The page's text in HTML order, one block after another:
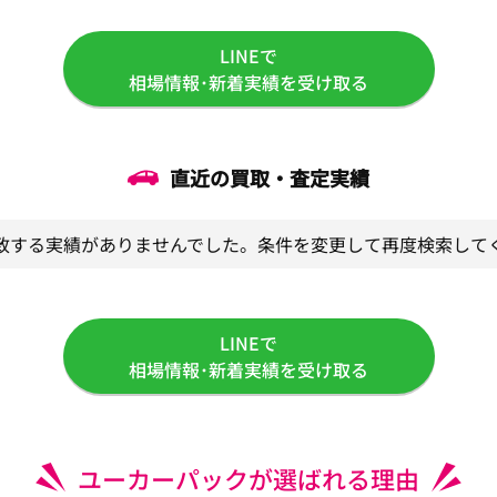
LINEで
相場情報･新着実績を受け取る
直近の買取・査定実績
する実績がありませんでした。条件を変更して再度検索して
LINEで
相場情報･新着実績を受け取る
ユーカーパックが選ばれる理由